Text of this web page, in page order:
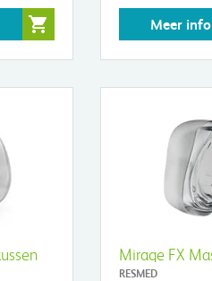
Meer
Mirage FX
RESMED